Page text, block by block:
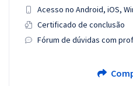
Acesso no Android, iOS,
Certificado de conclusão
Fórum de dúvidas com